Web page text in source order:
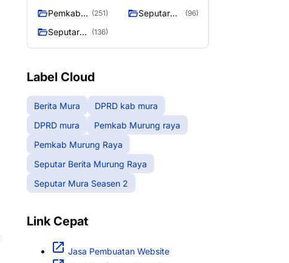
Murung raya
Pemkab
Raya
(251)
Seputar
Raya
(96)
Seputar
(136)
Label Cloud
Berita Mura
DPRD kab mura
DPRD mura
Pemkab Murung raya
Pemkab Murung Raya
Seputar Berita Murung Raya
Seputar Mura Seasen 2
Link Cepat
Jasa Pembuatan Website